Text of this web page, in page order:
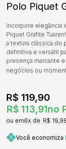
Polo Piquet
Incorpore elegância
Piquet Grafite
a textura clássica do
definitiva e versátil
presença marcante
negócios ou
R$ 113,91no
R$ 119,90
6x R$
Você economiza